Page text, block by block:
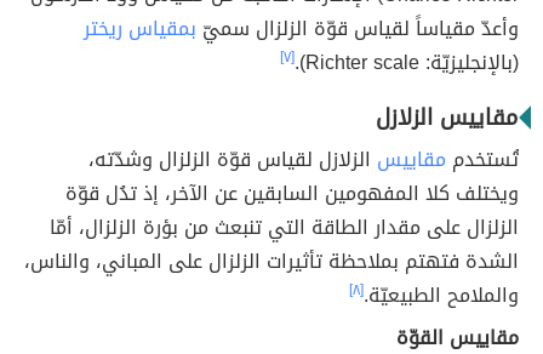
وأعدّ مقياساً لقياس قوّة الزلزال سميّ بمقياس ريختر
(بالإنجليزيّة: Richter scale).
[٧]
مقاييس الزلازل
تُستخدم مقاييس الزلازل لقياس قوّة الزلزال وشدّته،
ويختلف كلا المفهومين السابقين عن الآخر، إذ تدُل قوّة
الزلزال على مقدار الطاقة التي تنبعث من بؤرة الزلزال، أمّا
الشدة فتهتم بملاحظة تأثيرات الزلزال على المباني، والناس،
والملامح الطبيعيّة.[٨]
مقاييس القوّة